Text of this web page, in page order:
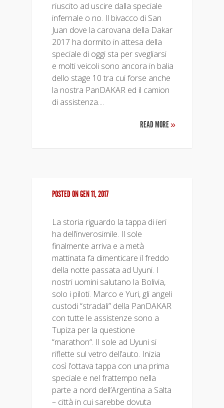
riuscito ad uscire dalla speciale
infernale o no. Il bivacco di San
Juan dove la carovana della Dakar
2017 ha dormito in attesa della
speciale di oggi sta per svegliarsi
e molti veicoli sono ancora in balia
dello stage 10 tra cui forse anche
la nostra PanDAKAR ed il camion
di assistenza....
READ MORE»
POSTED ON GEN 11, 2017
La storia riguardo la tappa di ieri
ha dell’inverosimile. Il sole
finalmente arriva e a metà
mattinata fa dimenticare il freddo
della notte passata ad Uyuni. I
nostri uomini salutano la Bolivia,
solo i piloti. Marco e Yuri, gli angeli
custodi “stradali” della PanDAKAR
con tutte le assistenze sono a
Tupiza per la questione
“marathon“. Il sole ad Uyuni si
riflette sul vetro dell’auto. Inizia
così l’ottava tappa con una prima
speciale e nel frattempo nella
parte a nord dell’Argentina a Salta
– città in cui sarebbe dovuta